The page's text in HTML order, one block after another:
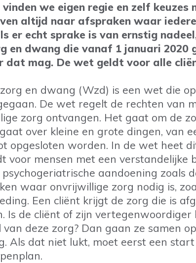
vinden we eigen regie en zelf keuzes
altijd naar afspraken waar
er echt sprake is van ernstig
en dwang die vanaf 1 januari 2020
dat mag. De wet geldt voor alle
en dwang (Wzd) is een wet die
De wet regelt de rechten van
zorg ontvangen. Het gaat om de
over kleine en grote dingen, van
opgesloten worden. In de wet heet
voor mensen met een verstandelijke
aandoening zoals
waar onvrijwillige zorg nodig is,
Een cliënt krijgt de zorg die is
Is de cliënt of zijn vertegenwoordiger
van deze zorg? Dan gaan ze samen
Als dat niet lukt, moet eerst een